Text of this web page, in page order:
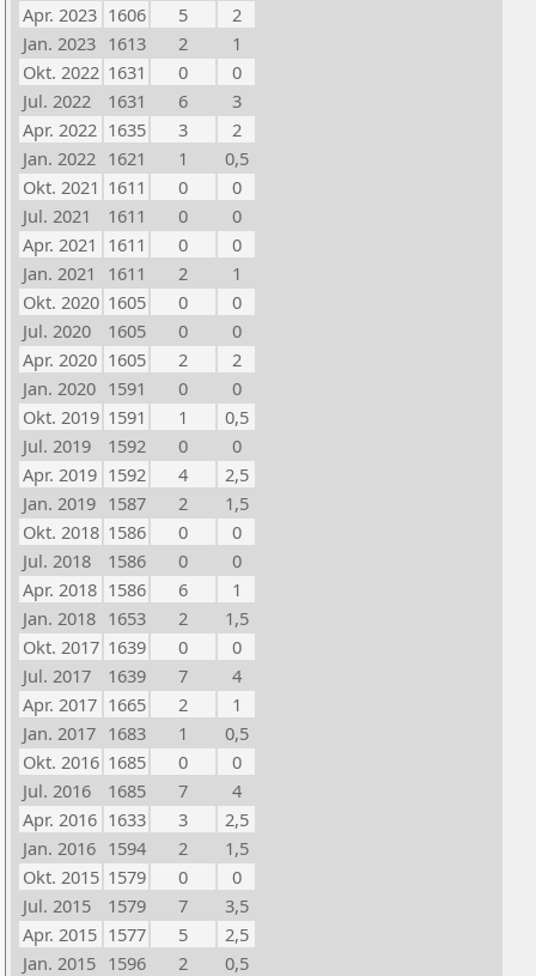
Apr. 2023 1606 5
2
Jan. 2023 1613 2
1
Okt. 2022 1631 0
0
Jul. 2022
1631 6
3
Apr. 2022 1635 3
2
Jan. 2022 1621 1
0,5
Okt. 2021 1611 0
0
Jul. 2021
1611 0
0
Apr. 2021 1611 0
0
Jan. 2021
1611 2
1
Okt. 2020 1605 0
0
Jul. 2020
1605 0
0
Apr. 2020 1605 2
2
Jan. 2020 1591 0
0
Okt. 2019 1591 1
0,5
Jul. 2019
1592 0
0
Apr. 2019 1592 4
2,5
Jan. 2019 1587 2
1,5
Okt. 2018 1586 0
0
Jul. 2018
1586 0
0
Apr. 2018 1586 6
1
Jan. 2018 1653 2
1,5
Okt. 2017 1639 0
0
Jul. 2017
1639 7
4
Apr. 2017 1665 2
1
Jan. 2017 1683 1
0,5
Okt. 2016 1685 0
0
Jul. 2016
1685 7
4
Apr. 2016 1633 3
2,5
Jan. 2016 1594 2
1,5
Okt. 2015 1579 0
0
Jul. 2015
1579 7
3,5
Apr. 2015 1577 5
2,5
Jan. 2015 1596 2
0,5